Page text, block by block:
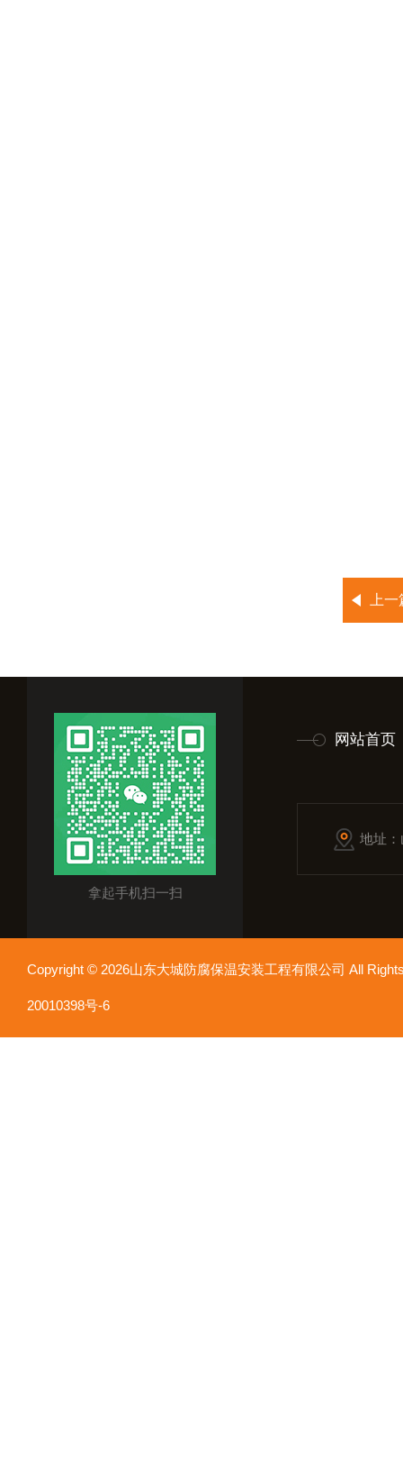
上
拿起手机扫一扫
网站首页
地址
Copyright © 2026山东大城防腐保温安装工程有限公司 All
20010398号-6